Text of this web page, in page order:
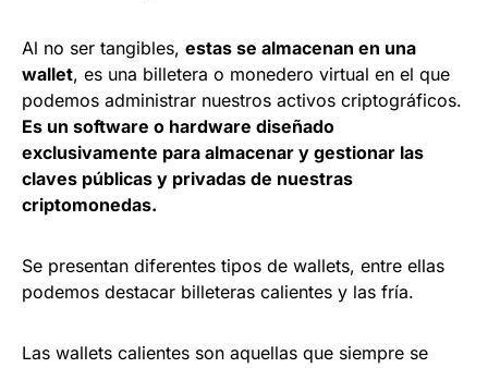
Al no ser tangibles, estas se almacenan en una
wallet, es una billetera o monedero virtual en el que
podemos administrar nuestros activos criptográficos.
Es un software o hardware diseñado
exclusivamente para almacenar y gestionar las
claves públicas y privadas de nuestras
criptomonedas.
Se presentan diferentes tipos de wallets, entre ellas
podemos destacar billeteras calientes y las fría.
Las wallets calientes son aquellas que siempre se